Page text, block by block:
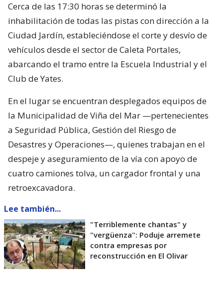
Cerca de las 17:30 horas se determinó la
inhabilitación de todas las pistas con dirección a la
Ciudad Jardín, estableciéndose el corte y desvío de
vehículos desde el sector de Caleta Portales,
abarcando el tramo entre la Escuela Industrial y el
Club de Yates.
En el lugar se encuentran desplegados equipos de
la Municipalidad de Viña del Mar —pertenecientes
a Seguridad Pública, Gestión del Riesgo de
Desastres y Operaciones—, quienes trabajan en el
despeje y aseguramiento de la vía con apoyo de
cuatro camiones tolva, un cargador frontal y una
retroexcavadora.
Lee también...
"Terriblemente chantas" y
"vergüenza": Poduje arremete
contra empresas por
reconstrucción en El Olivar